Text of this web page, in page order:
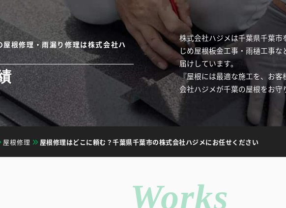
屋根修理・雨漏り修理は株式会社ハ
株式会社ハジメは千葉県千葉
じめ屋根板金工事・雨樋工事
届けしています。
『屋根には最適な施工を、お
会社ハジメが千葉の屋根をお守
屋根修理 屋根修理はどこに頼む？千葉県千葉市の株式会社ハジメにお任せください